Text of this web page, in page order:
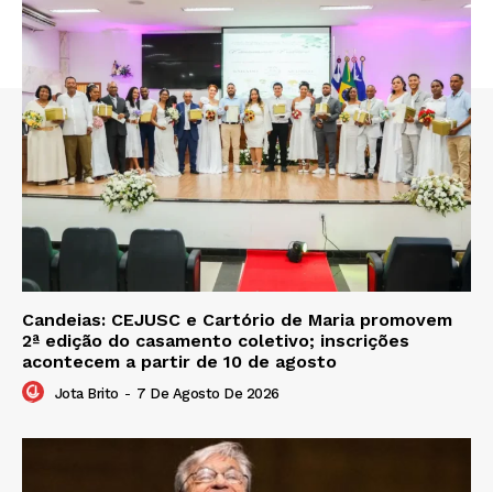
Candeias: CEJUSC e Cartório de Maria promovem
2ª edição do casamento coletivo; inscrições
acontecem a partir de 10 de agosto
Jota Brito - 7 De Agosto De 2026